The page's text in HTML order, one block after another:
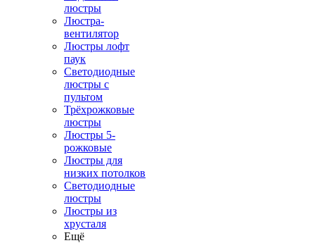
люстры
Люстра-
вентилятор
Люстры лофт
паук
Светодиодные
люстры с
пультом
Трёхрожковые
люстры
Люстры 5-
рожковые
Люстры для
низких потолков
Cветодиодные
люстры
Люстры из
хрусталя
Ещё